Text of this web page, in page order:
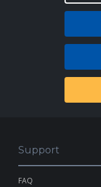
Support
FAQ